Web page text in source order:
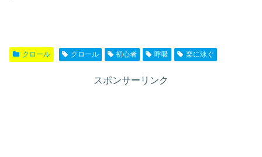
クロール クロール 初心者 呼吸 楽に泳ぐ
スポンサーリンク